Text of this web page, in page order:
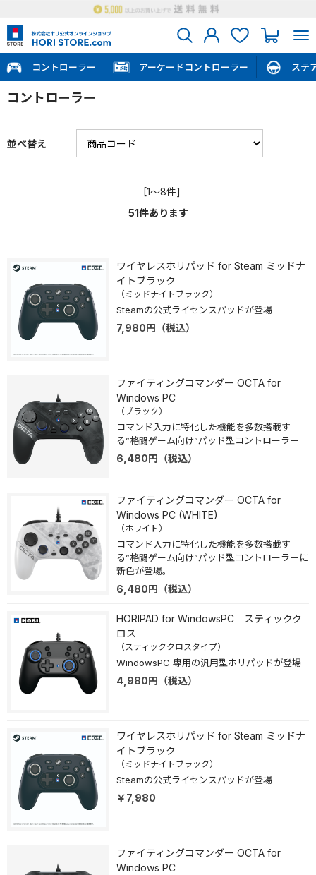
コントローラー アーケードコントローラー ステ
コントローラー
並べ替え
[1～8件]
51件あります
ワイヤレスホリパッド for Steam ミッドナ
イトブラック
（ミッドナイトブラック）
Steamの公式ライセンスパッドが登場
7,980円 （税込）
ファイティングコマンダー OCTA for
Windows PC
（ブラック）
コマンド入力に特化した機能を多数搭載す
る”格闘ゲーム向け”パッド型コントローラー
6,480円 （税込）
ファイティングコマンダー OCTA for
Windows PC (WHITE)
（ホワイト）
コマンド入力に特化した機能を多数搭載す
る”格闘ゲーム向け”パッド型コントローラーに
新色が登場。
6,480円 （税込）
HORIPAD for WindowsPC スティックク
ロス
（スティッククロスタイプ）
WindowsPC 専用の汎用型ホリパッドが登場
4,980円 （税込）
ワイヤレスホリパッド for Steam ミッドナ
イトブラック
（ミッドナイトブラック）
Steamの公式ライセンスパッドが登場
￥7,980
ファイティングコマンダー OCTA for
Windows PC